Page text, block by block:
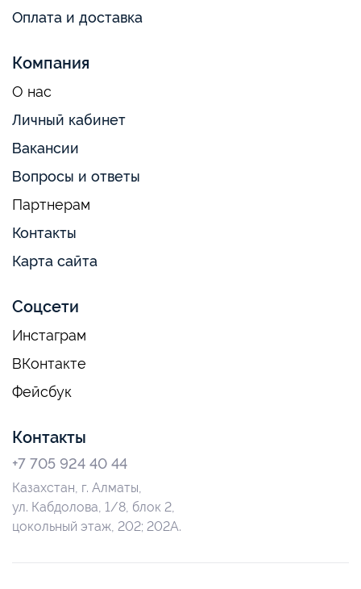
Оплата и доставка
Компания
О нас
Личный кабинет
Вакансии
Вопросы и ответы
Партнерам
Контакты
Карта сайта
Соцсети
Инстаграм
ВКонтакте
Фейсбук
Контакты
+7 705 924 40 44
Казахстан, г. Алматы,
ул. Кабдолова, 1/8, блок 2,
цокольный этаж, 202; 202А.